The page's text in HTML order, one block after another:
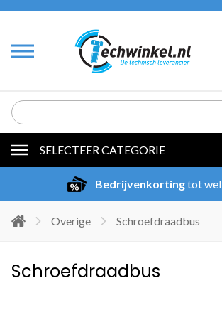
SELECTEER CATEGORIE
Bedrijvenkortingtot wel
Overige Schroefdraadbus
Schroefdraadbus